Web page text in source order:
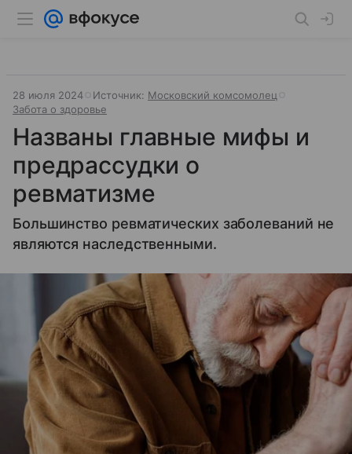
28 июля 2024 Источник: Московский комсомолец
Забота о здоровье
Названы главные мифы и
предрассудки о
ревматизме
Большинство ревматических заболеваний не
являются наследственными.